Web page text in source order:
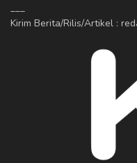
Kirim Berita/Rilis/Artikel :